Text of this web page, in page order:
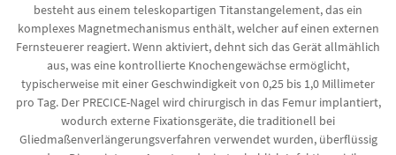
besteht aus einem teleskopartigen Titanstangelement, das ein
komplexes Magnetmechanismus enthält, welcher auf einen externen
Fernsteuerer reagiert. Wenn aktiviert, dehnt sich das Gerät allmählich
aus, was eine kontrollierte Knochengewächse ermöglicht,
typischerweise mit einer Geschwindigkeit von 0,25 bis 1,0 Millimeter
pro Tag. Der PRECICE-Nagel wird chirurgisch in das Femur implantiert,
wodurch externe Fixationsgeräte, die traditionell bei
Gliedmaßenverlängerungsverfahren verwendet wurden, überflüssig